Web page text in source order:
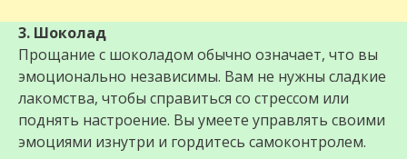
3. Шоколад
Прощание с шоколадом обычно означает, что вы
эмоционально независимы. Вам не нужны сладкие
лакомства, чтобы справиться со стрессом или
поднять настроение. Вы умеете управлять своими
эмоциями изнутри и гордитесь самоконтролем.